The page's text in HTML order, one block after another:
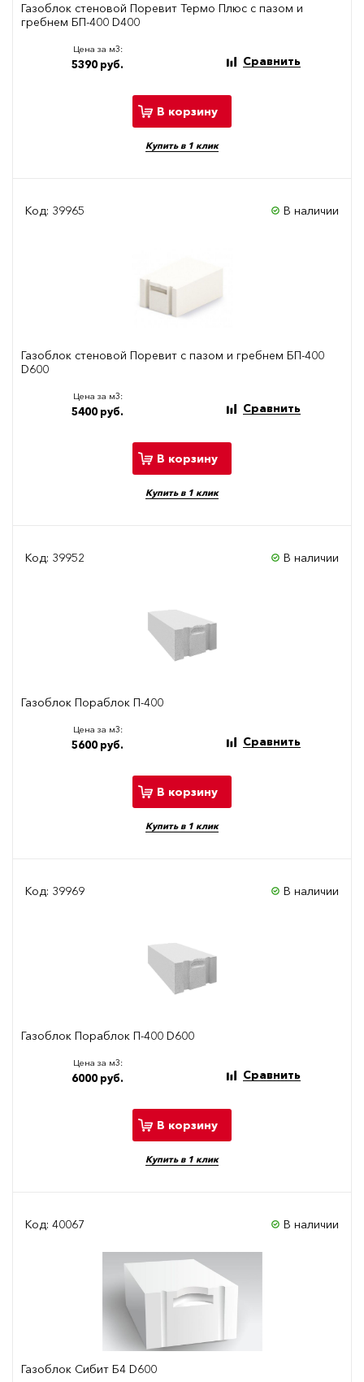
Газоблок стеновой Поревит Термо Плюс с пазом и
гребнем БП-400 D400
Цена за м3:
5390 руб. Сравнить
В корзину
Купить в 1 клик
Код: 39965 В наличии
Газоблок стеновой Поревит с пазом и гребнем БП-400
D600
Цена за м3:
5400 руб. Сравнить
В корзину
Купить в 1 клик
Код: 39952 В наличии
Газоблок Пораблок П-400
Цена за м3:
5600 руб. Сравнить
В корзину
Купить в 1 клик
Код: 39969 В наличии
Газоблок Пораблок П-400 D600
Цена за м3:
6000 руб. Сравнить
В корзину
Купить в 1 клик
Код: 40067 В наличии
Газоблок Сибит Б4 D600